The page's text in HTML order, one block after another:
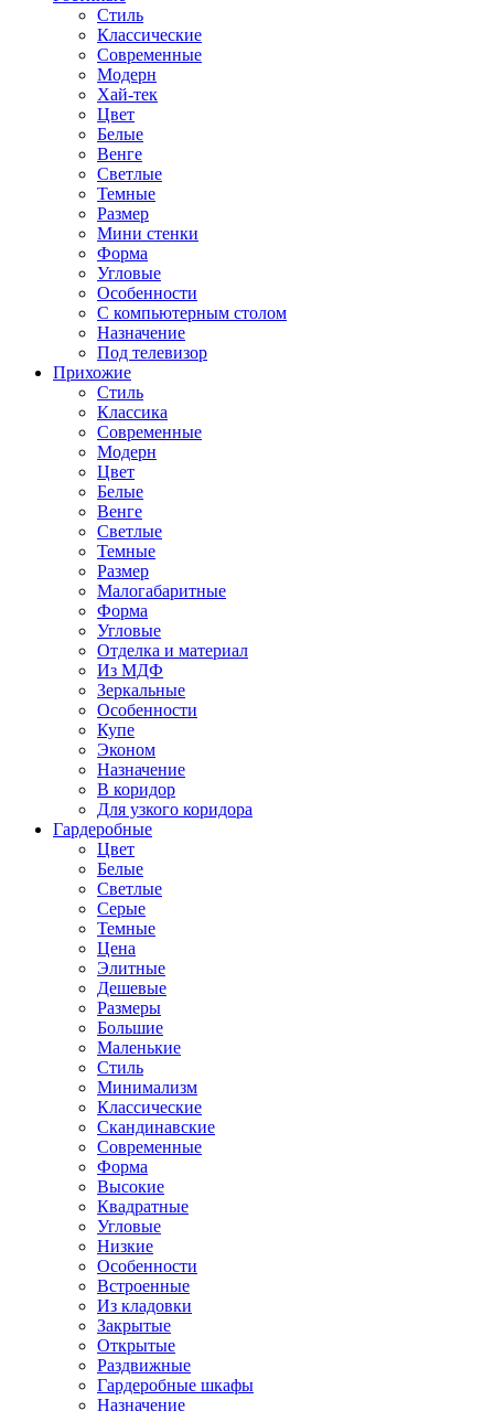
Стиль
Классические
Современные
Модерн
Хай-тек
Цвет
Белые
Венге
Светлые
Темные
Размер
Мини стенки
Форма
Угловые
Особенности
С компьютерным столом
Назначение
Под телевизор
Прихожие
Стиль
Классика
Современные
Модерн
Цвет
Белые
Венге
Светлые
Темные
Размер
Малогабаритные
Форма
Угловые
Отделка и материал
Из МДФ
Зеркальные
Особенности
Купе
Эконом
Назначение
В коридор
Для узкого коридора
Гардеробные
Цвет
Белые
Светлые
Серые
Темные
Цена
Элитные
Дешевые
Размеры
Большие
Маленькие
Стиль
Минимализм
Классические
Скандинавские
Современные
Форма
Высокие
Квадратные
Угловые
Низкие
Особенности
Встроенные
Из кладовки
Закрытые
Открытые
Раздвижные
Гардеробные шкафы
Назначение